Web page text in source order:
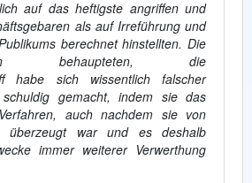
auf das heftigste angriffen und
als auf Irreführung und
berechnet hinstellten. Die
behaupteten, die
habe sich wissentlich falscher
schuldig gemacht, indem sie das
auch nachdem sie von
überzeugt war und es deshalb
immer weiterer Verwerthung